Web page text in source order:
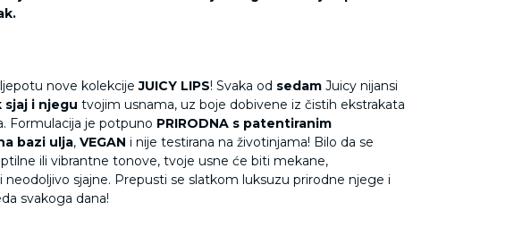
nove kolekcijeJUICY LIPS! Svaka od sedam Juicy nijansi
sjaj i njegu tvojim usnama, uz boje dobivene iz čistih ekstrakata
Formulacija je potpuno PRIRODNA s patentiranim
bazi ulja, VEGAN i nije testirana na životinjama! Bilo da se
ili vibrantne tonove, tvoje usne će biti mekane,
neodoljivo sjajne. Prepusti se slatkom luksuzu prirodne njege i
svakoga dana!